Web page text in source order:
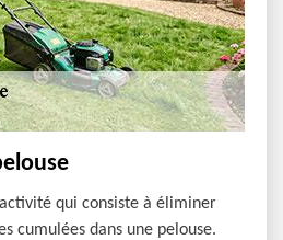
qui consiste à éliminer
cumulées dans une pelouse.